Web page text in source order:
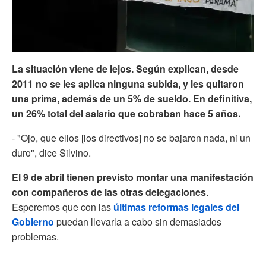
La situación viene de lejos. Según explican, desde
2011 no se les aplica ninguna subida, y les quitaron
una prima, además de un 5% de sueldo. En definitiva,
un 26% total del salario que cobraban hace 5 años.
- "Ojo, que ellos [los directivos] no se bajaron nada, ni un
duro", dice Silvino.
El 9 de abril tienen previsto montar una manifestación
con compañeros de las otras delegaciones.
Esperemos que con las últimas reformas legales del
Gobierno puedan llevarla a cabo sin demasiados
problemas.